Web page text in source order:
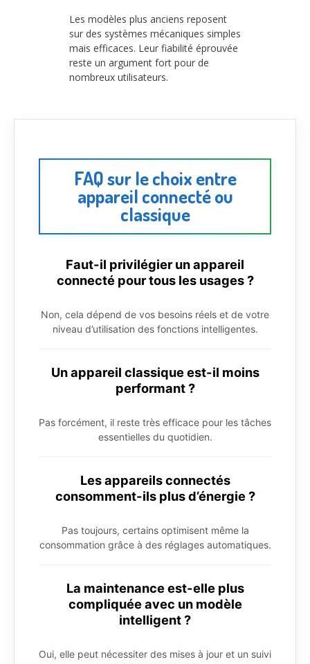
Les modèles plus anciens reposent
sur des systèmes mécaniques simples
mais efficaces. Leur fiabilité éprouvée
reste un argument fort pour de
nombreux utilisateurs.
FAQ sur le choix entre
appareil connecté ou
classique
Faut-il privilégier un appareil
connecté pour tous les usages ?
Non, cela dépend de vos besoins réels et de votre
niveau d’utilisation des fonctions intelligentes.
Un appareil classique est-il moins
performant ?
Pas forcément, il reste très efficace pour les tâches
essentielles du quotidien.
Les appareils connectés
consomment-ils plus d’énergie ?
Pas toujours, certains optimisent même la
consommation grâce à des réglages automatiques.
La maintenance est-elle plus
compliquée avec un modèle
intelligent ?
Oui, elle peut nécessiter des mises à jour et un suivi